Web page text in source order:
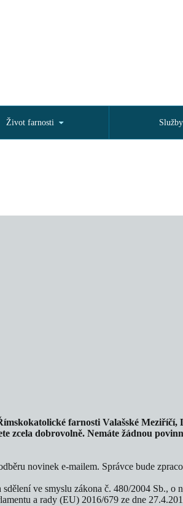
Život farnosti
farnosti Valašské Meziříčí,
zcela dobrovolně. Nemáte žádnou
novinek e-mailem. Správce bude
ve smyslu zákona č. 480/2004 Sb.,
a rady (EU) 2016/679 ze dne